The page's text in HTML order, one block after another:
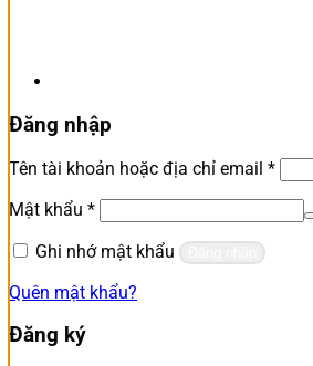
Đăng nhập
Tên tài khoản hoặc địa chỉ email *Bắt
buộc
Mật khẩu *Bắt
buộc
Ghi nhớ mật khẩu
Quên mật khẩu?
Đăng ký